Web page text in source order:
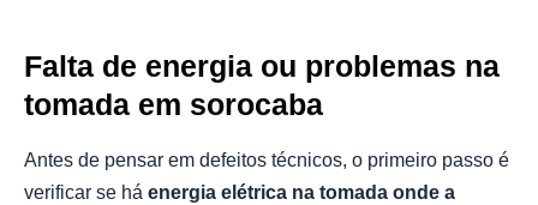
Falta de energia ou problemas na
tomada em sorocaba
Antes de pensar em defeitos técnicos, o primeiro passo é
verificar se há energia elétrica na tomada onde a